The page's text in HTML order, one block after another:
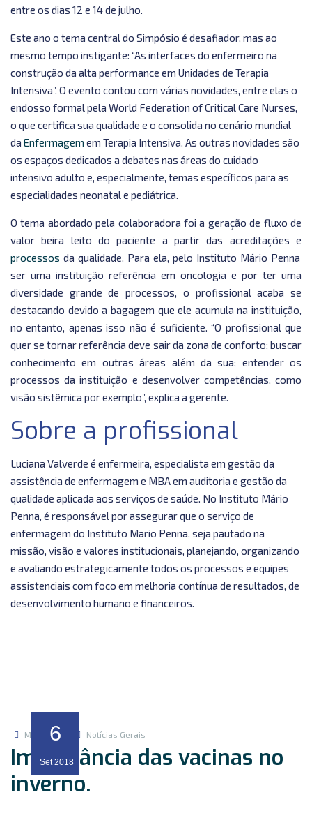
entre os dias 12 e 14 de julho.
Este ano o tema central do Simpósio é desafiador, mas ao
mesmo tempo instigante: “As interfaces do enfermeiro na
construção da alta performance em Unidades de Terapia
Intensiva”. O evento contou com várias novidades, entre elas o
endosso formal pela World Federation of Critical Care Nurses,
o que certifica sua qualidade e o consolida no cenário mundial
da Enfermagem em Terapia Intensiva. As outras novidades são
os espaços dedicados a debates nas áreas do cuidado
intensivo adulto e, especialmente, temas específicos para as
especialidades neonatal e pediátrica.
O tema abordado pela colaboradora foi a geração de fluxo de
valor beira leito do paciente a partir das acreditações e
processos da qualidade. Para ela, pelo Instituto Mário Penna
ser uma instituição referência em oncologia e por ter uma
diversidade grande de processos, o profissional acaba se
destacando devido a bagagem que ele acumula na instituição,
no entanto, apenas isso não é suficiente. “O profissional que
quer se tornar referência deve sair da zona de conforto; buscar
conhecimento em outras áreas além da sua; entender os
processos da instituição e desenvolver competências, como
visão sistêmica por exemplo”, explica a gerente.
Sobre a profissional
Luciana Valverde é enfermeira, especialista em gestão da
assistência de enfermagem e MBA em auditoria e gestão da
qualidade aplicada aos serviços de saúde. No Instituto Mário
Penna, é responsável por assegurar que o serviço de
enfermagem do Instituto Mario Penna, seja pautado na
missão, visão e valores institucionais, planejando, organizando
e avaliando estrategicamente todos os processos e equipes
assistenciais com foco em melhoria contínua de resultados, de
desenvolvimento humano e financeiros.
6
Set 2018
Marketing Notícias Gerais
Importância das vacinas no
inverno.